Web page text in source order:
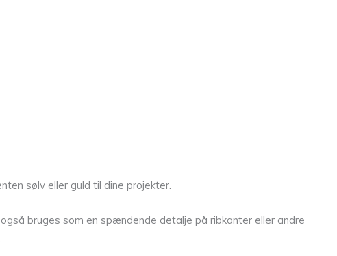
sølv eller guld til dine projekter.
bruges som en spændende detalje på ribkanter eller andre